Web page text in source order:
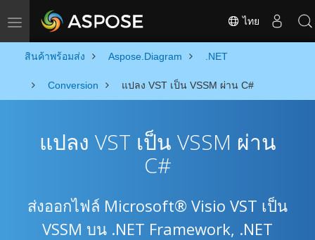
Toggle navigation ไทย
สินค้าพร้อมส่ง Aspose.Diagram .NET
Conversion แปลง VST เป็น VSSM ผ่าน C#
แปลง VST เป็น VSSM ผ่าน
C#
ส่งออกไฟล์ Microsoft® Visio VST เป็น
VSSM บน .NET Framework, .NET